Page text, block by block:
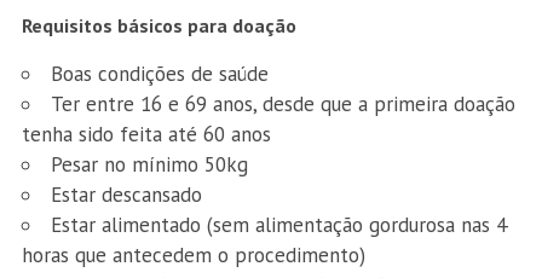
Requisitos básicos para doação
Boas condições de saúde
Ter entre 16 e 69 anos, desde que a primeira doação
tenha sido feita até 60 anos
Pesar no mínimo 50kg
Estar descansado
Estar alimentado (sem alimentação gordurosa nas 4
horas que antecedem o procedimento)